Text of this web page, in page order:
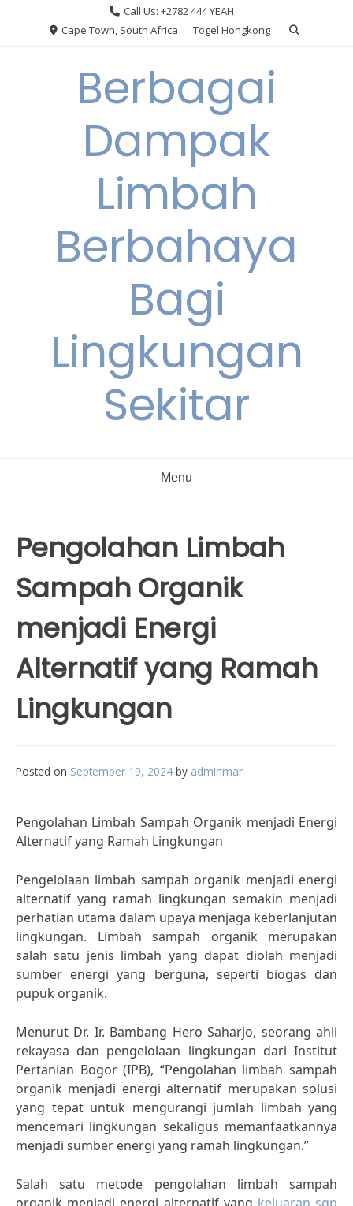
Call Us: +2782 444 YEAH
Cape Town, South Africa
Togel Hongkong
Berbagai
Dampak
Limbah
Berbahaya
Bagi
Lingkungan
Sekitar
Menu
Pengolahan Limbah
Sampah Organik
menjadi Energi
Alternatif yang Ramah
Lingkungan
Posted on September 19, 2024 by adminmar
Pengolahan Limbah Sampah Organik menjadi Energi
Alternatif yang Ramah Lingkungan
Pengelolaan limbah sampah organik menjadi energi
alternatif yang ramah lingkungan semakin menjadi
perhatian utama dalam upaya menjaga keberlanjutan
lingkungan. Limbah sampah organik merupakan
salah satu jenis limbah yang dapat diolah menjadi
sumber energi yang berguna, seperti biogas dan
pupuk organik.
Menurut Dr. Ir. Bambang Hero Saharjo, seorang ahli
rekayasa dan pengelolaan lingkungan dari Institut
Pertanian Bogor (IPB), “Pengolahan limbah sampah
organik menjadi energi alternatif merupakan solusi
yang tepat untuk mengurangi jumlah limbah yang
mencemari lingkungan sekaligus memanfaatkannya
menjadi sumber energi yang ramah lingkungan.”
Salah satu metode pengolahan limbah sampah